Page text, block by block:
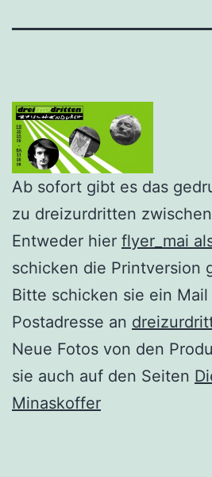
Ab sofort gibt es das
zu dreizurdritten
Entweder hier flyer_mai a
schicken die Printversion
Bitte schicken sie ein
Postadresse an
Neue Fotos von den
sie auch auf den Seiten
Minaskoffer